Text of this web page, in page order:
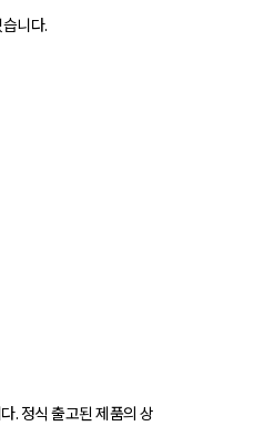
니다.
. 정식 출고된 제품의 상